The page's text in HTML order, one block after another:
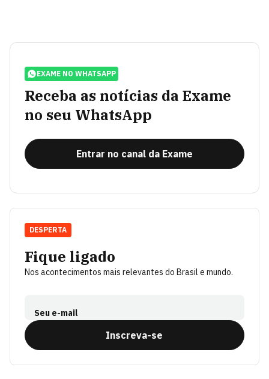
EXAME NO WHATSAPP
Receba as notícias da Exame
no seu WhatsApp
Entrar no canal da Exame
Fique ligado
Nos acontecimentos mais relevantes do Brasil e mundo.
Seu e-mail
Inscreva-se
DESPERTA